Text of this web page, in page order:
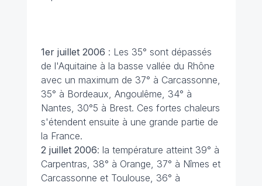
1er juillet 2006 : Les 35° sont dépassés
de l'Aquitaine à la basse vallée du Rhône
avec un maximum de 37° à Carcassonne,
35° à Bordeaux, Angoulême, 34° à
Nantes, 30°5 à Brest. Ces fortes chaleurs
s'étendent ensuite à une grande partie de
la France.
2 juillet 2006: la température atteint 39° à
Carpentras, 38° à Orange, 37° à Nîmes et
Carcassonne et Toulouse, 36° à